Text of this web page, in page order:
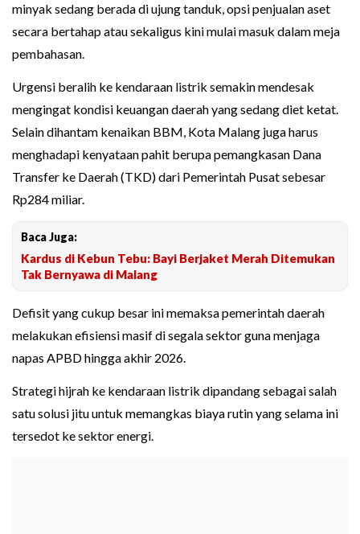
minyak sedang berada di ujung tanduk, opsi penjualan aset
secara bertahap atau sekaligus kini mulai masuk dalam meja
pembahasan.
Urgensi beralih ke kendaraan listrik semakin mendesak
mengingat kondisi keuangan daerah yang sedang diet ketat.
Selain dihantam kenaikan BBM, Kota Malang juga harus
menghadapi kenyataan pahit berupa pemangkasan Dana
Transfer ke Daerah (TKD) dari Pemerintah Pusat sebesar
Rp284 miliar.
Baca Juga:
Kardus di Kebun Tebu: Bayi Berjaket Merah Ditemukan
Tak Bernyawa di Malang
Defisit yang cukup besar ini memaksa pemerintah daerah
melakukan efisiensi masif di segala sektor guna menjaga
napas APBD hingga akhir 2026.
Strategi hijrah ke kendaraan listrik dipandang sebagai salah
satu solusi jitu untuk memangkas biaya rutin yang selama ini
tersedot ke sektor energi.